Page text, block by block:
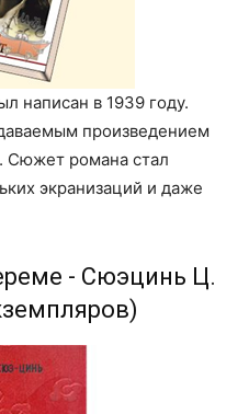
написан в 1939 году.
произведением
Сюжет романа стал
экранизаций и даже
- Сюэцинь Ц.